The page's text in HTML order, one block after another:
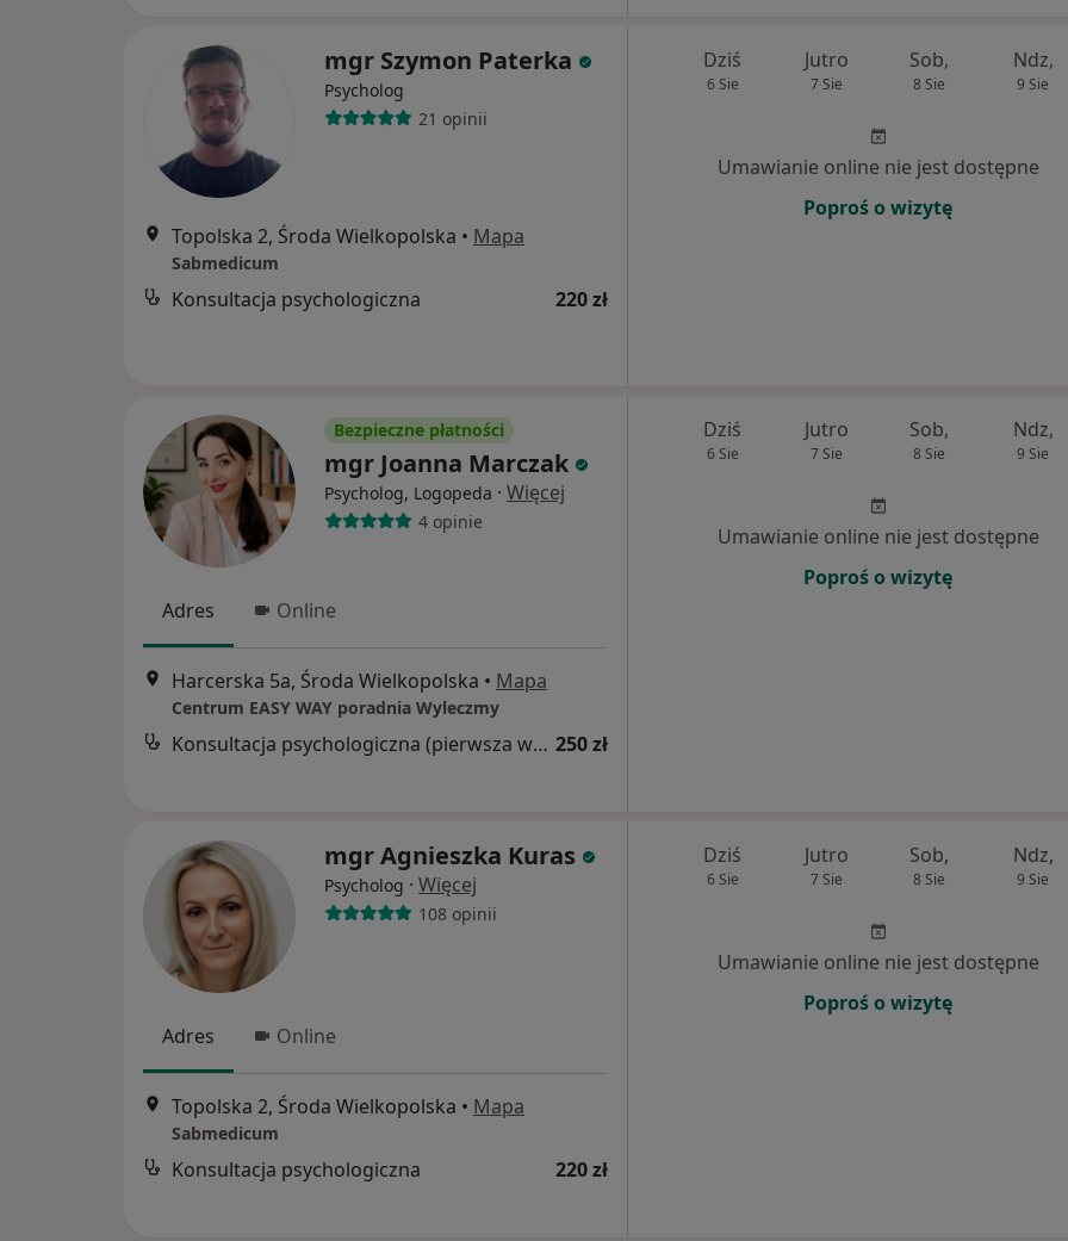
mgr Szymon Paterka
Psycholog
21 opinii
Topolska 2, Środa Wielkopolska • Mapa
Sabmedicum
Konsultacja psychologiczna 220 zł
Dziś
6 Sie
Jutro
7 Sie
Sob,
8 Sie
Ndz,
9 Sie
Umawianie online nie jest dostępne
Poproś o wizytę
Bezpieczne płatności
mgr Joanna Marczak
Psycholog, Logopeda · Więcej
4 opinie
Adres Online
Harcerska 5a, Środa Wielkopolska • Mapa
Centrum EASY WAY poradnia Wyleczmy
Konsultacja psychologiczna (pierwsza wizyta) 250 zł
Dziś
6 Sie
Jutro
7 Sie
Sob,
8 Sie
Ndz,
9 Sie
Umawianie online nie jest dostępne
Poproś o wizytę
mgr Agnieszka Kuras
Psycholog · Więcej
108 opinii
Adres Online
Topolska 2, Środa Wielkopolska • Mapa
Sabmedicum
Konsultacja psychologiczna 220 zł
Dziś
6 Sie
Jutro
7 Sie
Sob,
8 Sie
Ndz,
9 Sie
Umawianie online nie jest dostępne
Poproś o wizytę